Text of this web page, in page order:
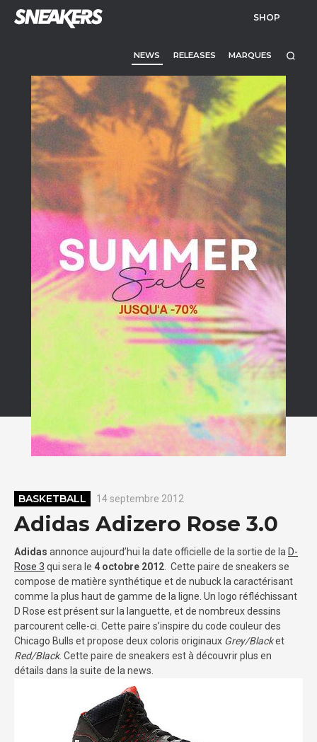
SHOP
NEWS RELEASES MARQUES
BASKETBALL 14 septembre 2012
Adidas Adizero Rose 3.0
Adidas annonce aujourd’hui la date officielle de la sortie de la D-
Rose 3 qui sera le 4 octobre 2012 . Cette paire de sneakers se
compose de matière synthétique et de nubuck la caractérisant
comme la plus haut de gamme de la ligne. Un logo réfléchissant
D Rose est présent sur la languette, et de nombreux dessins
parcourent celle-ci. Cette paire s’inspire du code couleur des
Chicago Bulls et propose deux coloris originaux Grey/Blacket
Red/Black. Cette paire de sneakers est à découvrir plus en
détails dans la suite de la news.